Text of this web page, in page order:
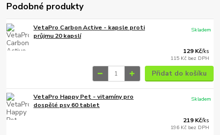
Podobné produkty
VetaPro Carbon Active - kapsle proti
průjmu 20 kapslí
129 Kč/ks
115 Kč bez DPH
Skladem
Přidat do košíku
VetaPro Happy Pet - vitamíny pro
dospělé psy 60 tablet
219 Kč/ks
196 Kč bez DPH
Skladem